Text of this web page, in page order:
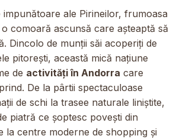
ale Pirineilor, frumoasa
comoară ascunsă care așteaptă să
Dincolo de munții săi acoperiți de
pitorești, această mică națiune
de activități în Andorra care
De la pârtii spectaculoase
de schi la trasee naturale liniștite,
piatră ce șoptesc povești din
la centre moderne de shopping și